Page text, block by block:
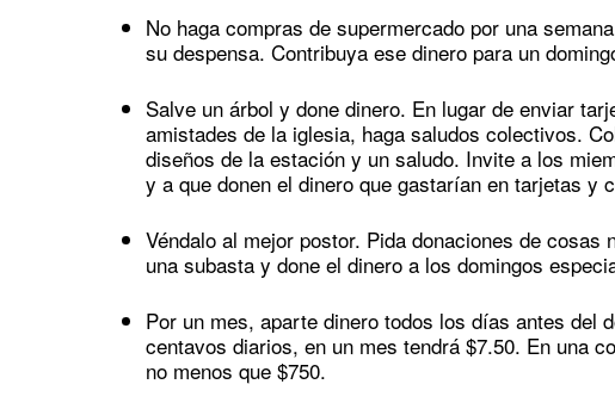
No haga compras de supermercado por una
su despensa. Contribuya ese dinero para un
Salve un árbol y done dinero. En lugar de enviar
amistades de la iglesia, haga saludos colectivos.
diseños de la estación y un saludo. Invite a los
y a que donen el dinero que gastarían en tarjetas y
Véndalo al mejor postor. Pida donaciones de
una subasta y done el dinero a los domingos
Por un mes, aparte dinero todos los días antes del
centavos diarios, en un mes tendrá $7.50. En una
no menos que $750.